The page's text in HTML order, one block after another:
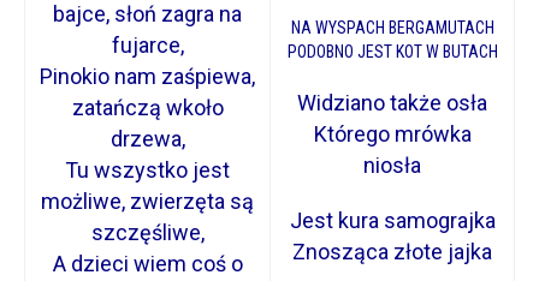
bajce, słoń zagra na
fujarce,
Pinokio nam zaśpiewa,
zatańczą wkoło
drzewa,
Tu wszystko jest
możliwe, zwierzęta są
szczęśliwe,
A dzieci wiem coś o
NA WYSPACH BERGAMUTACH
PODOBNO JEST KOT W BUTACH
Widziano także osła
Którego mrówka
niosła
Jest kura samograjka
Znosząca złote jajka